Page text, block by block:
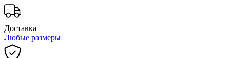
Доставка
Любые размеры